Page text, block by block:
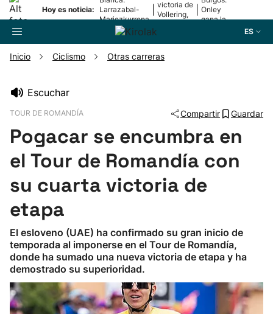
Hoy es noticia:
Larrazabal-
Mariezkurrena
II, a la final
victoria de
Vollering,
Onley
gana la
ES
Pelota
Remo
Baloncesto
Ciclismo
Herri-kirolak
Inicio Ciclismo Otras carreras
Escuchar
TOUR DE ROMANDÍA Compartir Guardar
Pogacar se encumbra en
el Tour de Romandía con
su cuarta victoria de
etapa
El esloveno (UAE) ha confirmado su gran inicio de
temporada al imponerse en el Tour de Romandía,
donde ha sumado una nueva victoria de etapa y ha
demostrado su superioridad.